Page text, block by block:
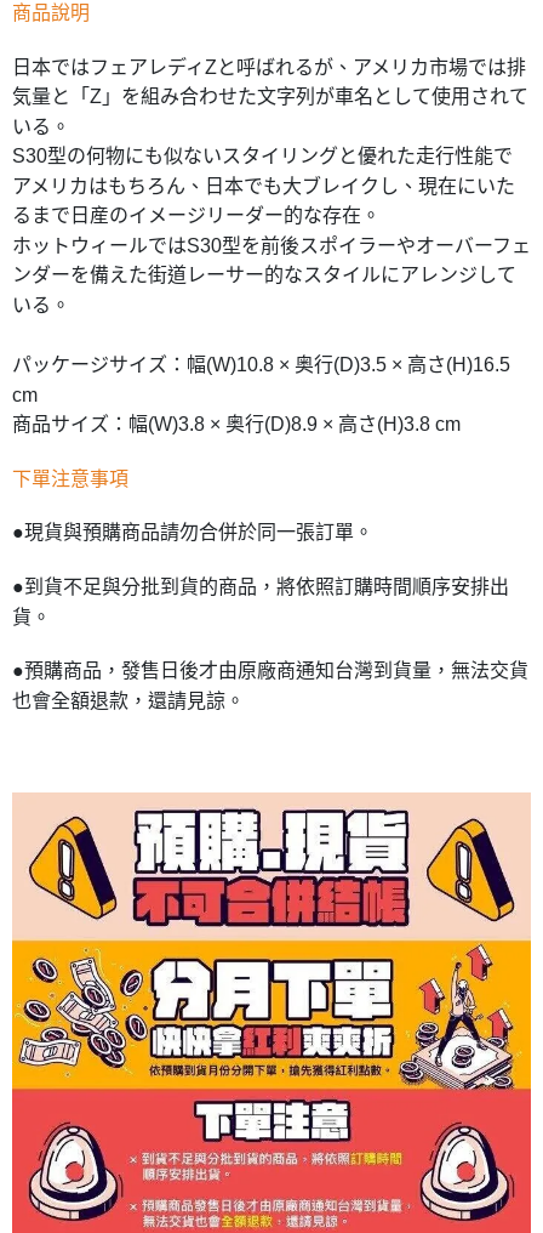
商品說明
日本ではフェアレディZと呼ばれるが、アメリカ市場では排
気量と「Z」を組み合わせた文字列が車名として使用されて
いる。
S30型の何物にも似ないスタイリングと優れた走行性能で
アメリカはもちろん、日本でも大ブレイクし、現在にいた
るまで日産のイメージリーダー的な存在。
ホットウィールではS30型を前後スポイラーやオーバーフェ
ンダーを備えた街道レーサー的なスタイルにアレンジして
いる。
パッケージサイズ：幅(W)10.8 × 奥行(D)3.5 × 高さ(H)16.5
cm
商品サイズ：幅(W)3.8 × 奥行(D)8.9 × 高さ(H)3.8 cm
下單注意事項
●現貨與預購商品請勿合併於同一張訂單。
●到貨不足與分批到貨的商品，將依照訂購時間順序安排出
貨。
●預購商品，發售日後才由原廠商通知台灣到貨量，無法交貨
也會全額退款，還請見諒。